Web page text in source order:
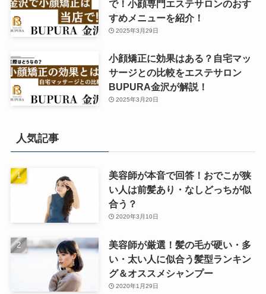
で！小顔専門エステサロンのおす
すめメニューを紹介！
2025年3月29日
小顔矯正に効果はある？自宅マッ
サージとの比較をエステサロン
BUPURA金沢が解説！
2025年3月20日
人気記事
美容師が本音で回答！おでこが狭
い人は前髪あり・なしどっちが似
合う？
2020年3月10日
美容師が厳選！髪の毛が硬い・多
い・太い人に似合う髪型ランキン
グ＆オススメシャンプー
2020年1月29日